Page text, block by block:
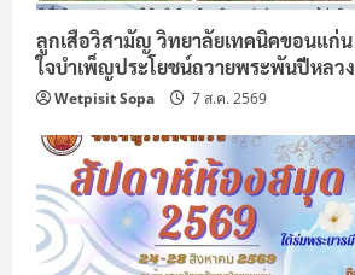
ลูกเสือวิสามัญ วิทยาลัยเทคนิคขอนแก่
ใจบำเพ็ญประโยชน์ถวายพระพันปีหลวง
Wetpisit Sopa 7 ส.ค. 2569